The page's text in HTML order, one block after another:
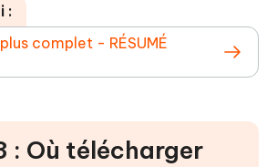
:
complet - RÉSUMÉ
: Où télécharger